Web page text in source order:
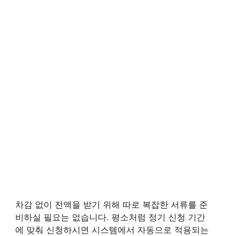
차감 없이 전액을 받기 위해 따로 복잡한 서류를 준
비하실 필요는 없습니다. 평소처럼 정기 신청 기간
에 맞춰 신청하시면 시스템에서 자동으로 적용되는